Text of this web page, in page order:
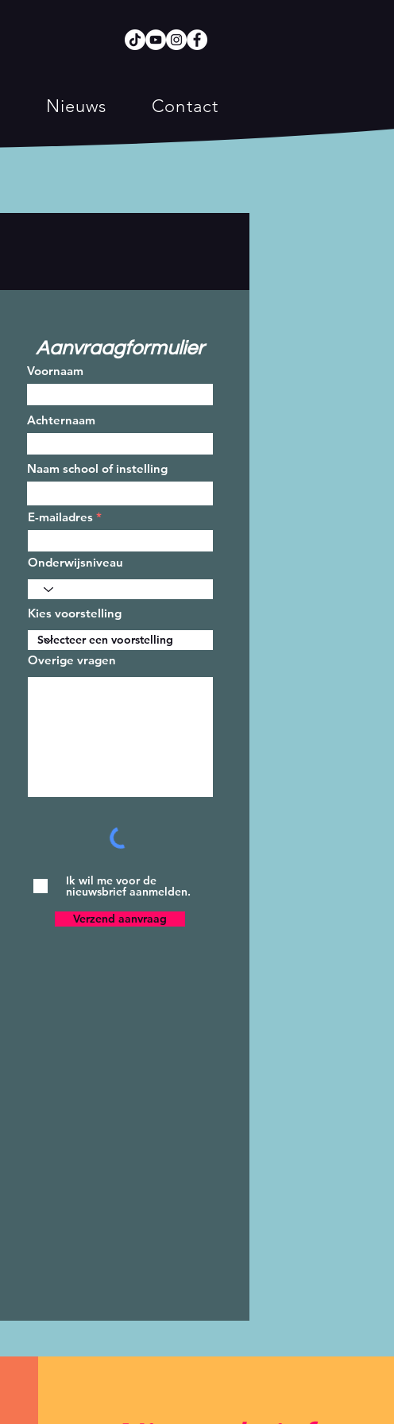
Nieuws Contact
Aanvraagformulier
Voornaam
Achternaam
Naam school of instelling
E-mailadres
Onderwijsniveau
Kies voorstelling
Overige vragen
Ik wil me voor de
nieuwsbrief aanmelden.
Verzend aanvraag